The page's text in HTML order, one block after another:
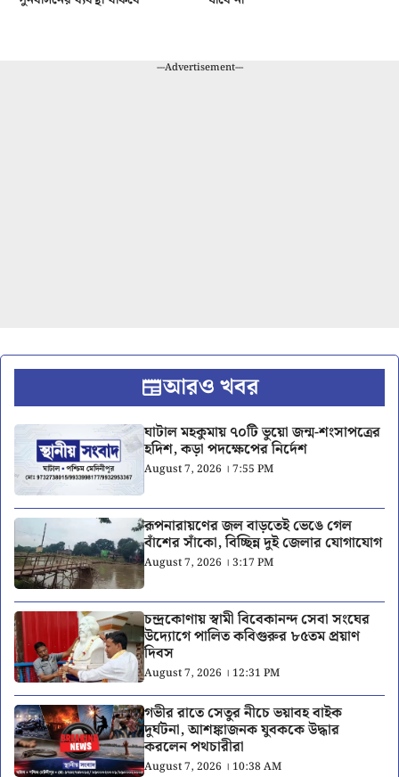
---Advertisement---
আরও খবর
ঘাটাল মহকুমায় ৭০টি ভুয়ো জন্ম-শংসাপত্রের
হদিশ, কড়া পদক্ষেপের নির্দেশ
August 7, 2026 । 7:55 PM
রূপনারায়ণের জল বাড়তেই ভেঙে গেল
বাঁশের সাঁকো, বিচ্ছিন্ন দুই জেলার যোগাযোগ
August 7, 2026 । 3:17 PM
চন্দ্রকোণায় স্বামী বিবেকানন্দ সেবা সংঘের
উদ্যোগে পালিত কবিগুরুর ৮৫তম প্রয়াণ
দিবস
August 7, 2026 । 12:31 PM
গভীর রাতে সেতুর নীচে ভয়াবহ বাইক
দুর্ঘটনা, আশঙ্কাজনক যুবককে উদ্ধার
করলেন পথচারীরা
August 7, 2026 । 10:38 AM